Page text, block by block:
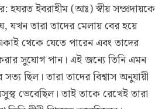
হযরত ইবরাহীম (আঃ) স্বীয় সম্প্রদায়কে
তারা তাদের মেলায় বের হয়ে
থেকে যেতে পারেন এবং তাদের
সুযোগ পান। এই জন্যে তিনি এমন
ছিল। তারা তাদের বিশ্বাস অনুযায়ী
ভেবেছিল। তাই তাকে রেখেই তারা